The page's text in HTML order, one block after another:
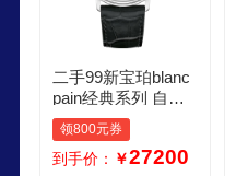
二手99新宝珀blanc
pain经典系列 自动
机械 男表 女表 40m
m 6651 1127 55B
领800元券
到手价： ￥27200